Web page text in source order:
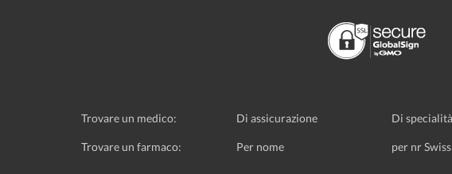
Trovare un medico: Di assicurazione Di specialità
Trovare un farmaco: Per nome per nr